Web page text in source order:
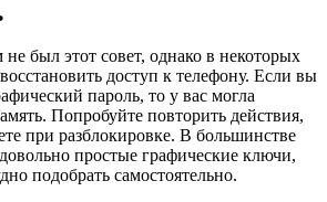
был этот совет, однако в некоторых
доступ к телефону. Если вы
пароль, то у вас могла
Попробуйте повторить действия,
при разблокировке. В большинстве
простые графические ключи,
подобрать самостоятельно.